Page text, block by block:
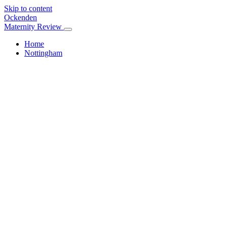
Skip to content
Ockenden
Maternity Review
Home
Nottingham